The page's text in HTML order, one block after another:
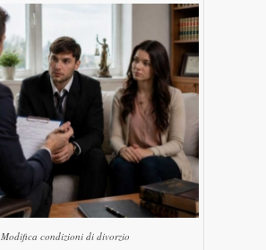
Modifica condizioni di divorzio